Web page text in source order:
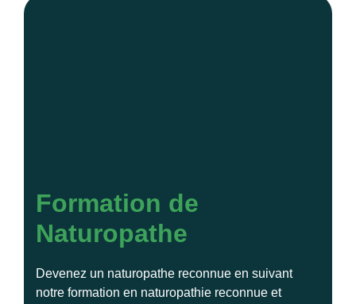
Formation de
Naturopathe
Devenez un naturopathe reconnue en suivant
notre formation en naturopathie reconnue et